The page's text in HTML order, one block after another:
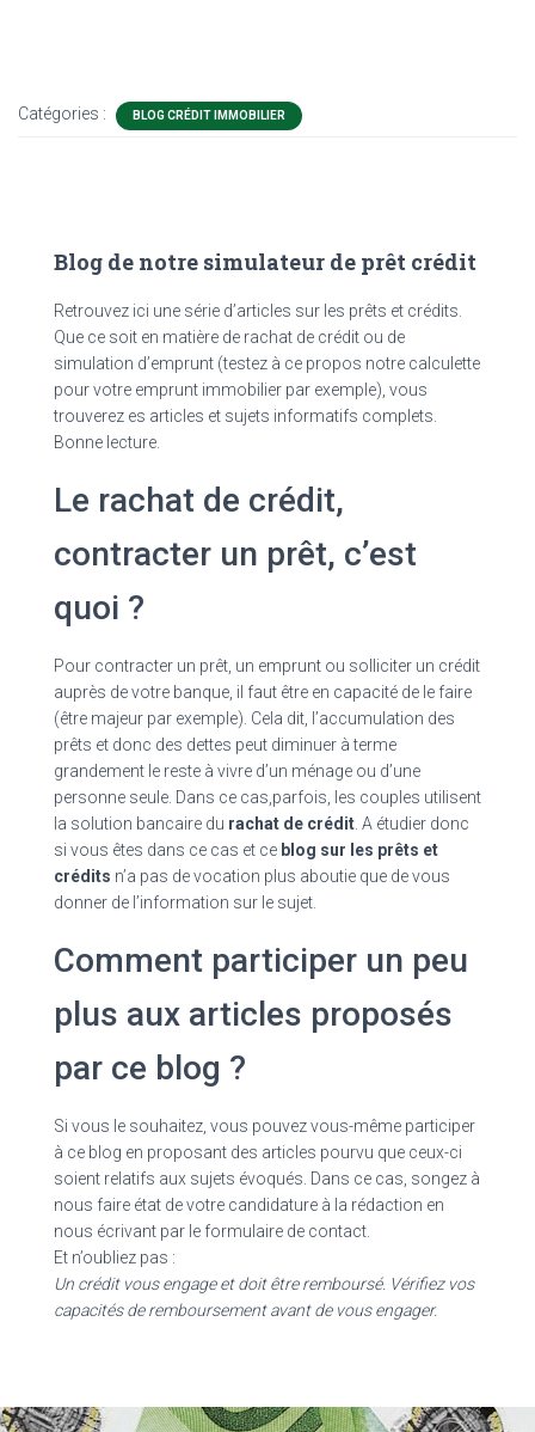
Catégories : BLOG CRÉDIT IMMOBILIER
Blog de notre simulateur de prêt crédit
Retrouvez ici une série d’articles sur les prêts et crédits.
Que ce soit en matière de rachat de crédit ou de
simulation d’emprunt (testez à ce propos notre calculette
pour votre emprunt immobilier par exemple), vous
trouverez es articles et sujets informatifs complets.
Bonne lecture.
Le rachat de crédit,
contracter un prêt, c’est
quoi ?
Pour contracter un prêt, un emprunt ou solliciter un crédit
auprès de votre banque, il faut être en capacité de le faire
(être majeur par exemple). Cela dit, l’accumulation des
prêts et donc des dettes peut diminuer à terme
grandement le reste à vivre d’un ménage ou d’une
personne seule. Dans ce cas,parfois, les couples utilisent
la solution bancaire du rachat de crédit . A étudier donc
si vous êtes dans ce cas et ce blog sur les prêts et
crédits n’a pas de vocation plus aboutie que de vous
donner de l’information sur le sujet.
Comment participer un peu
plus aux articles proposés
par ce blog ?
Si vous le souhaitez, vous pouvez vous-même participer
à ce blog en proposant des articles pourvu que ceux-ci
soient relatifs aux sujets évoqués. Dans ce cas, songez à
nous faire état de votre candidature à la rédaction en
nous écrivant par le formulaire de contact.
Et n’oubliez pas :
Un crédit vous engage et doit être remboursé. Vérifiez vos
capacités de remboursement avant de vous engager.